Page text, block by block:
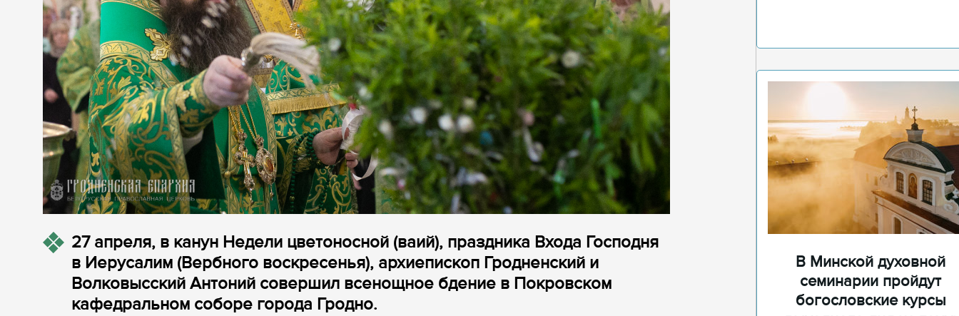
27 апреля, в канун Недели цветоносной (ваий), праздника Входа Господня
в Иерусалим (Вербного воскресенья), архиепископ Гродненский и
Волковысский Антоний совершил всенощное бдение в Покровском
кафедральном соборе города Гродно.
В Минской духовной
семинарии пройдут
богословские курсы